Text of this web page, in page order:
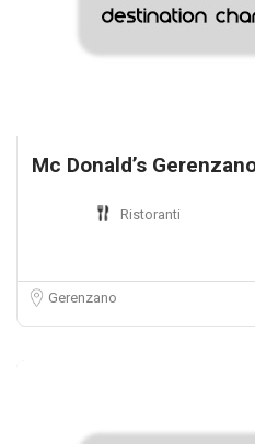
Mc Donald’s
Ristoranti
Gerenzano